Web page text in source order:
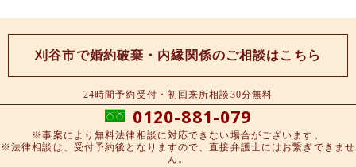
刈谷市で婚約破棄・内縁関係のご相談はこちら
24時間予約受付・初回来所相談30分無料
0120-881-079
※事案により無料法律相談に対応できない場合がございます。
※法律相談は、受付予約後となりますので、直接弁護士にはお繋ぎできませ
ん。